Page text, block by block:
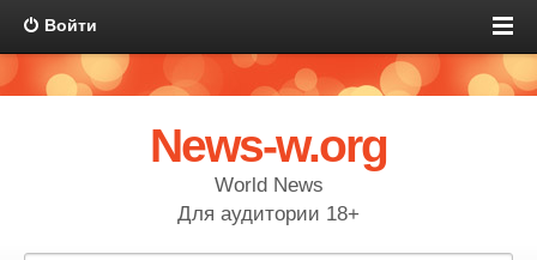
Войти
News-w.org
World News
Для аудитории 18+